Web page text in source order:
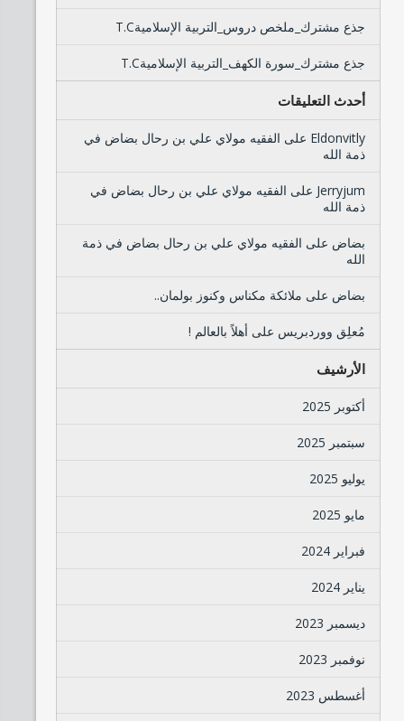
جذع مشترك_ملخص دروس_التربية الإسلاميةT.C
جذع مشترك_سورة الكهف_التربية الإسلاميةT.C
أحدث التعليقات
Eldonvitly على الفقيه مولاي علي بن رحال بضاض في
ذمة الله
Jerryjum على الفقيه مولاي علي بن رحال بضاض في
ذمة الله
بضاض على الفقيه مولاي علي بن رحال بضاض في ذمة
الله
بضاض على ملائكة مكناس وكنوز بولمان..
مُعلِق ووردبريس على أهلاً بالعالم !
الأرشيف
أكتوبر 2025
سبتمبر 2025
يوليو 2025
مايو 2025
فبراير 2024
يناير 2024
ديسمبر 2023
نوفمبر 2023
أغسطس 2023